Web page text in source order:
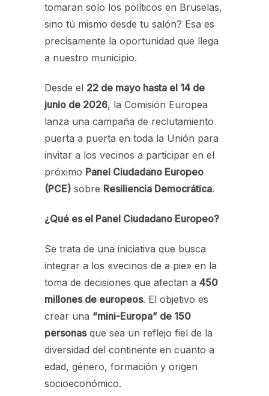
tomaran solo los políticos en Bruselas,
sino tú mismo desde tu salón? Esa es
precisamente la oportunidad que llega
a nuestro municipio.
Desde el 22 de mayo hasta el 14 de
junio de 2026, la Comisión Europea
lanza una campaña de reclutamiento
puerta a puerta en toda la Unión para
invitar a los vecinos a participar en el
próximo Panel Ciudadano Europeo
(PCE) sobre Resiliencia Democrática.
¿Qué es el Panel Ciudadano Europeo?
Se trata de una iniciativa que busca
integrar a los «vecinos de a pie» en la
toma de decisiones que afectan a 450
millones de europeos. El objetivo es
crear una “mini-Europa” de 150
personasque sea un reflejo fiel de la
diversidad del continente en cuanto a
edad, género, formación y origen
socioeconómico.